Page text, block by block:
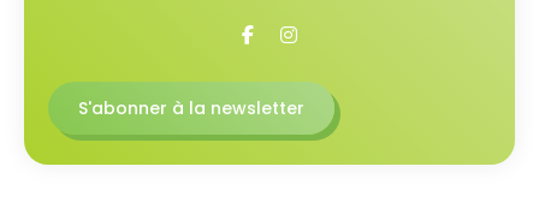
S'abonner à la newsletter